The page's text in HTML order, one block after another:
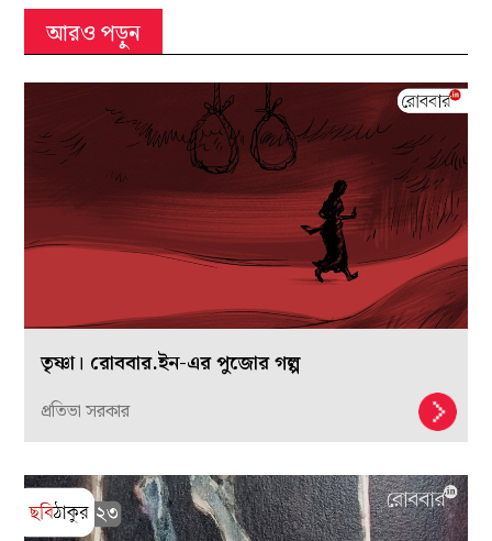
আরও পড়ুন
তৃষ্ণা। রোববার.ইন-এর পুজোর গল্প
প্রতিভা সরকার